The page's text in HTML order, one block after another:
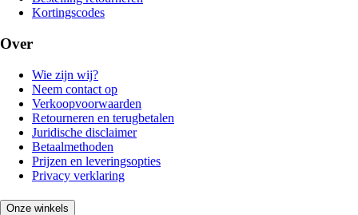
Kortingscodes
Over
Wie zijn wij?
Neem contact op
Verkoopvoorwaarden
Retourneren en terugbetalen
Juridische disclaimer
Betaalmethoden
Prijzen en leveringsopties
Privacy verklaring
Onze winkels